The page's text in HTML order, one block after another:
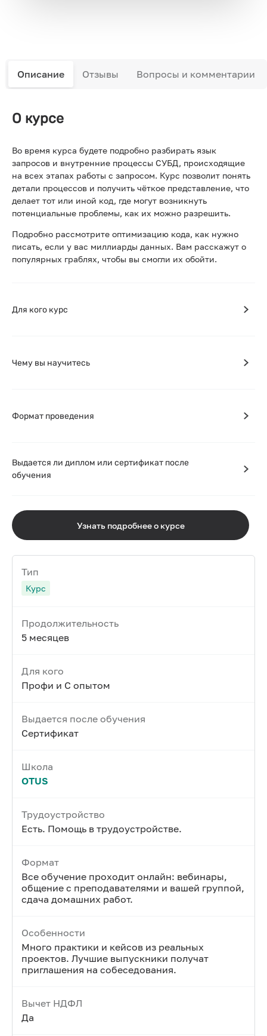
Описание Отзывы Вопросы и комментарии
О курсе
Во время курса будете подробно разбирать язык
запросов и внутренние процессы СУБД, происходящие
на всех этапах работы с запросом. Курс позволит понять
детали процессов и получить чёткое представление, что
делает тот или иной код, где могут возникнуть
потенциальные проблемы, как их можно разрешить.
Подробно рассмотрите оптимизацию кода, как нужно
писать, если у вас миллиарды данных. Вам расскажут о
популярных граблях, чтобы вы смогли их обойти.
Для кого курс
Чему вы научитесь
Формат проведения
Выдается ли диплом или сертификат после
обучения
Узнать подробнее о курсе
Тип
Курс
Продолжительность
5 месяцев
Для кого
Профи и С опытом
Выдается после обучения
Сертификат
Школа
OTUS
Трудоустройство
Есть. Помощь в трудоустройстве.
Формат
Все обучение проходит онлайн: вебинары,
общение с преподавателями и вашей группой,
сдача домашних работ.
Особенности
Много практики и кейсов из реальных
проектов. Лучшие выпускники получат
приглашения на собеседования.
Вычет НДФЛ
Да